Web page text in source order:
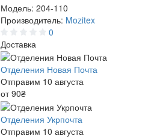
Модель: 204-110
Производитель: Mozitex
0
Доставка
Отделения Новая Почта
Отправим 10 августа
от 90₴
Отделения Укрпочта
Отправим 10 августа